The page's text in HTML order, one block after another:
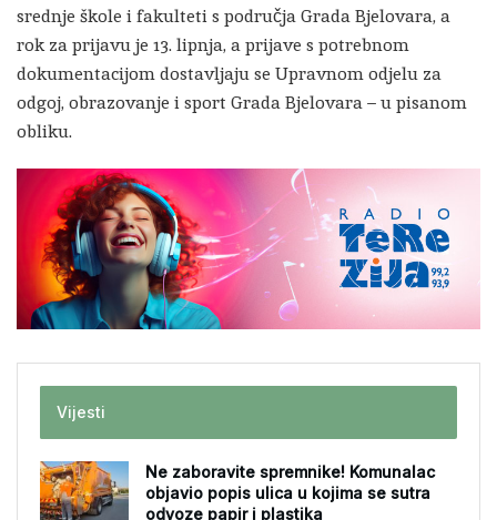
srednje škole i fakulteti s područja Grada Bjelovara, a
rok za prijavu je 13. lipnja, a prijave s potrebnom
dokumentacijom dostavljaju se Upravnom odjelu za
odgoj, obrazovanje i sport Grada Bjelovara – u pisanom
obliku.
Vijesti
Ne zaboravite spremnike! Komunalac
objavio popis ulica u kojima se sutra
odvoze papir i plastika